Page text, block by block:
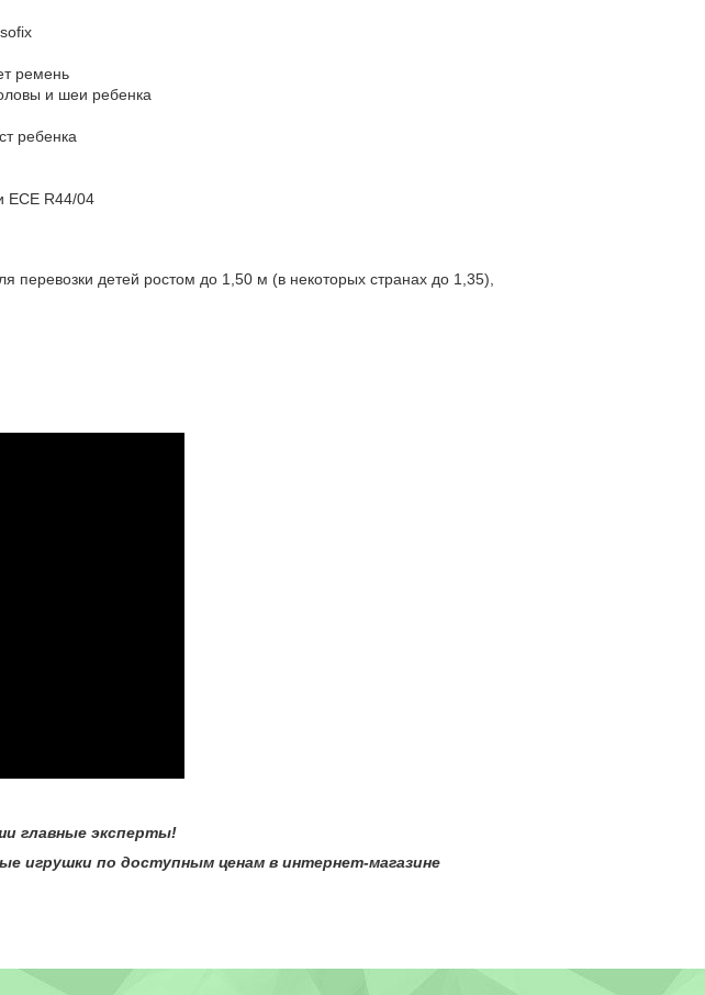
ремень
и шеи ребенка
ребенка
ECE R44/04
перевозки детей ростом до 1,50 м (в некоторых странах до 1,35),
эксперты!
по доступным ценам в интернет-магазине